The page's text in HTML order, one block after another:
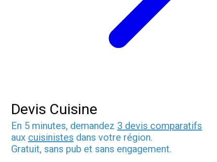
Devis Cuisine
En 5 minutes, demandez 3 devis comparatifs
aux cuisinistes dans votre région.
Gratuit, sans pub et sans engagement.